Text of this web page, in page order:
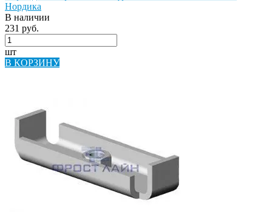
Нордика
В наличии
231 руб.
шт
В КОРЗИНУ